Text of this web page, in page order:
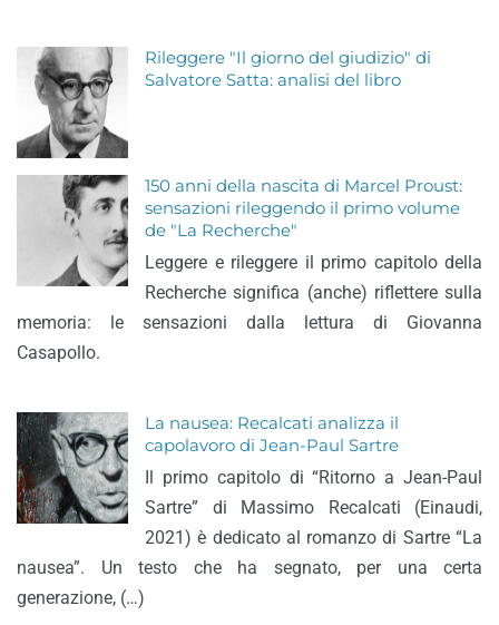
Rileggere "Il giorno del giudizio" di
Salvatore Satta: analisi del libro
150 anni della nascita di Marcel Proust:
sensazioni rileggendo il primo volume
de "La Recherche"
Leggere e rileggere il primo capitolo della
Recherche significa (anche) riflettere sulla
memoria: le sensazioni dalla lettura di Giovanna
Casapollo.
La nausea: Recalcati analizza il
capolavoro di Jean-Paul Sartre
Il primo capitolo di “Ritorno a Jean-Paul
Sartre” di Massimo Recalcati (Einaudi,
2021) è dedicato al romanzo di Sartre “La
nausea”. Un testo che ha segnato, per una certa
generazione, (…)